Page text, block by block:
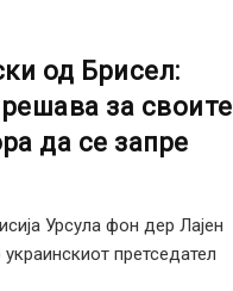
од Брисел:
за своите
да се запре
Урсула фон дер Лајен
претседател